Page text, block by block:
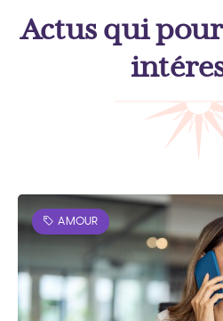
Actus qui
AMOUR